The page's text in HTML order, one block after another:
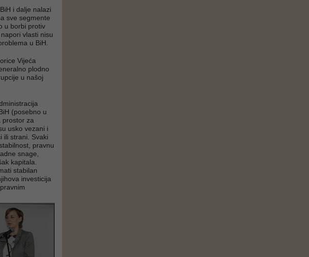
i dalje nalazi
sve segmente
u borbi protiv
vlasti nisu
u BiH.
Vijeća
plodno
u našoj
(posebno u
prostor za
usko vezani i
ili strani. Svaki
pravnu
snage,
kapitala.
stabilan
investicija